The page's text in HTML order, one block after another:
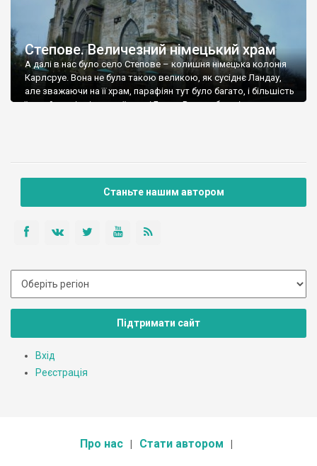
Степове. Величезний німецький храм
А далі в нас було село Степове – колишня німецька колонія
Карлсруе. Вона не була такою великою, як сусіднє Ландау,
але зважаючи на її храм, парафіян тут було багато, і більшість
їх прийшло із німецької землі Баден-Вюртенберг, із
Станьте нашим автором
Підтримати сайт
Вхід
Реєстрація
Про нас Стати автором